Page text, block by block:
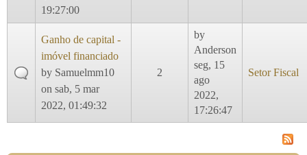
19:27:00
Ganho de capital -
imóvel financiado
by Samuelmm10
on sab, 5 mar
2022, 01:49:32
2
by
Anderson
seg, 15
ago
2022,
17:26:47
Setor Fiscal